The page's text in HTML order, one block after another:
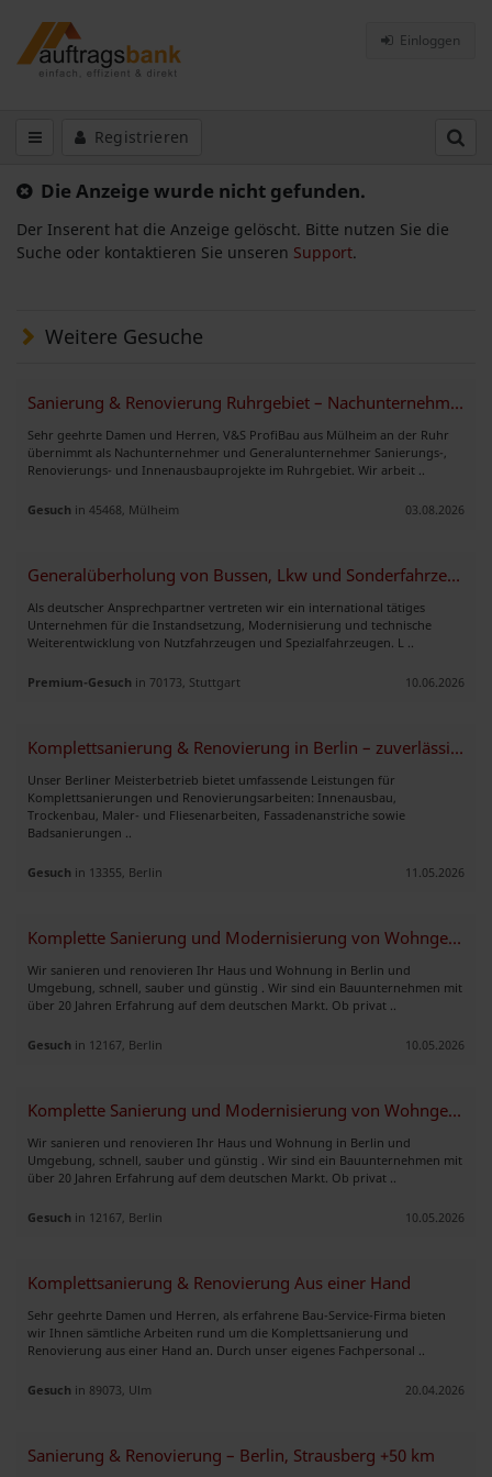
Einloggen
Registrieren
Die Anzeige wurde nicht gefunden.
Der Inserent hat die Anzeige gelöscht. Bitte nutzen Sie die
Suche oder kontaktieren Sie unseren Support.
Weitere Gesuche
Sanierung & Renovierung Ruhrgebiet – Nachunternehmer aus Mülheim
Sehr geehrte Damen und Herren, V&S ProfiBau aus Mülheim an der Ruhr
übernimmt als Nachunternehmer und Generalunternehmer Sanierungs-,
Renovierungs- und Innenausbauprojekte im Ruhrgebiet. Wir arbeit ..
Gesuch in 45468, Mülheim 03.08.2026
Generalüberholung von Bussen, Lkw und Sonderfahrzeugen
Als deutscher Ansprechpartner vertreten wir ein international tätiges
Unternehmen für die Instandsetzung, Modernisierung und technische
Weiterentwicklung von Nutzfahrzeugen und Spezialfahrzeugen. L ..
Premium-Gesuch in 70173, Stuttgart 10.06.2026
Komplettsanierung & Renovierung in Berlin – zuverlässiger Partner such
Unser Berliner Meisterbetrieb bietet umfassende Leistungen für
Komplettsanierungen und Renovierungsarbeiten: Innenausbau,
Trockenbau, Maler- und Fliesenarbeiten, Fassadenanstriche sowie
Badsanierungen ..
Gesuch in 13355, Berlin 11.05.2026
Komplette Sanierung und Modernisierung von Wohngebäuden und mehr.
Wir sanieren und renovieren Ihr Haus und Wohnung in Berlin und
Umgebung, schnell, sauber und günstig . Wir sind ein Bauunternehmen mit
über 20 Jahren Erfahrung auf dem deutschen Markt. Ob privat ..
Gesuch in 12167, Berlin 10.05.2026
Komplette Sanierung und Modernisierung von Wohngebäuden und mehr.
Wir sanieren und renovieren Ihr Haus und Wohnung in Berlin und
Umgebung, schnell, sauber und günstig . Wir sind ein Bauunternehmen mit
über 20 Jahren Erfahrung auf dem deutschen Markt. Ob privat ..
Gesuch in 12167, Berlin 10.05.2026
Komplettsanierung & Renovierung Aus einer Hand
Sehr geehrte Damen und Herren, als erfahrene Bau-Service-Firma bieten
wir Ihnen sämtliche Arbeiten rund um die Komplettsanierung und
Renovierung aus einer Hand an. Durch unser eigenes Fachpersonal ..
Gesuch in 89073, Ulm 20.04.2026
Sanierung & Renovierung – Berlin, Strausberg +50 km